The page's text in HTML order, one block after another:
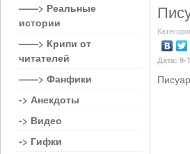
Дата: 9-
——> Реальные
истории
——> Крипи от
читателей
——> Фанфики
-> Анекдоты
-> Видео
-> Гифки